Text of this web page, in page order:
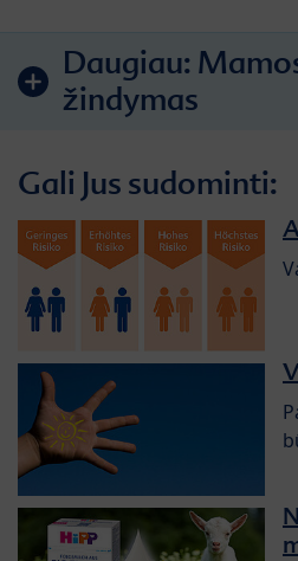
Daugiau:
žindymas
Gali Jus sudominti: